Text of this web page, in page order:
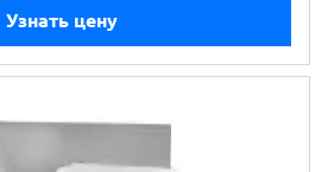
Узнать цену